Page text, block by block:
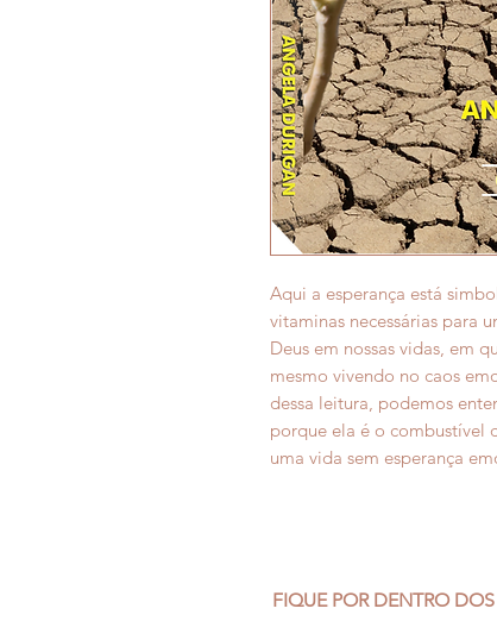
Aqui a esperança está
vitaminas necessárias para
Deus em nossas vidas, em
mesmo vivendo no caos
dessa leitura, podemos
porque ela é o combustível
uma vida sem esperança
FIQUE POR DENTRO